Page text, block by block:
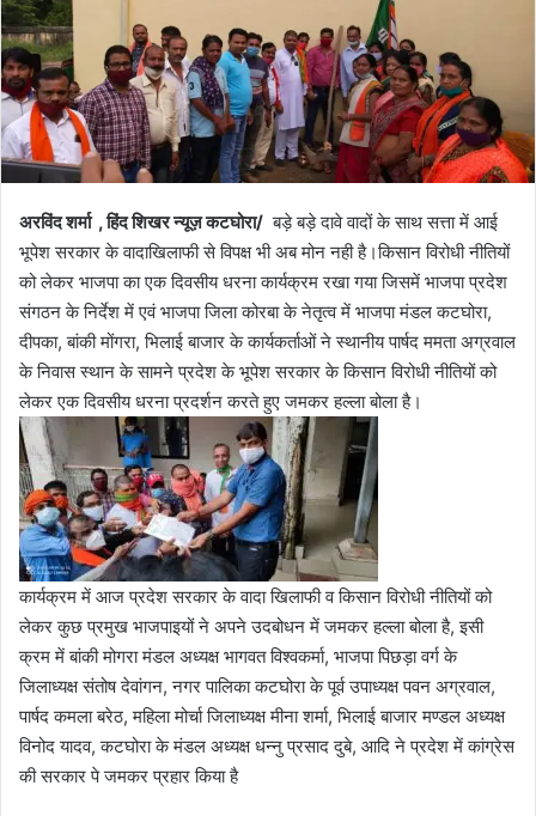
w
o
n
X
e
m
a
l
अरविंद शर्मा , हिंद शिखर न्यूज़ कटघोरा/ बड़े बड़े दावे वादों के साथ सत्ता में आई
भूपेश सरकार के वादाखिलाफी से विपक्ष भी अब मोन नही है।किसान विरोधी नीतियों
को लेकर भाजपा का एक दिवसीय धरना कार्यक्रम रखा गया जिसमें भाजपा प्रदेश
संगठन के निर्देश में एवं भाजपा जिला कोरबा के नेतृत्व में भाजपा मंडल कटघोरा,
दीपका, बांकी मोंगरा, भिलाई बाजार के कार्यकर्ताओं ने स्थानीय पार्षद ममता अग्रवाल
के निवास स्थान के सामने प्रदेश के भूपेश सरकार के किसान विरोधी नीतियों को
लेकर एक दिवसीय धरना प्रदर्शन करते हुए जमकर हल्ला बोला है।
कार्यक्रम में आज प्रदेश सरकार के वादा खिलाफी व किसान विरोधी नीतियों को
लेकर कुछ प्रमुख भाजपाइयों ने अपने उदबोधन में जमकर हल्ला बोला है, इसी
क्रम में बांकी मोगरा मंडल अध्यक्ष भागवत विश्वकर्मा, भाजपा पिछड़ा वर्ग के
जिलाध्यक्ष संतोष देवांगन, नगर पालिका कटघोरा के पूर्व उपाध्यक्ष पवन अग्रवाल,
पार्षद कमला बरेठ, महिला मोर्चा जिलाध्यक्ष मीना शर्मा, भिलाई बाजार मण्डल अध्यक्ष
विनोद यादव, कटघोरा के मंडल अध्यक्ष धन्नु प्रसाद दुबे, आदि ने प्रदेश में कांग्रेस
की सरकार पे जमकर प्रहार किया है